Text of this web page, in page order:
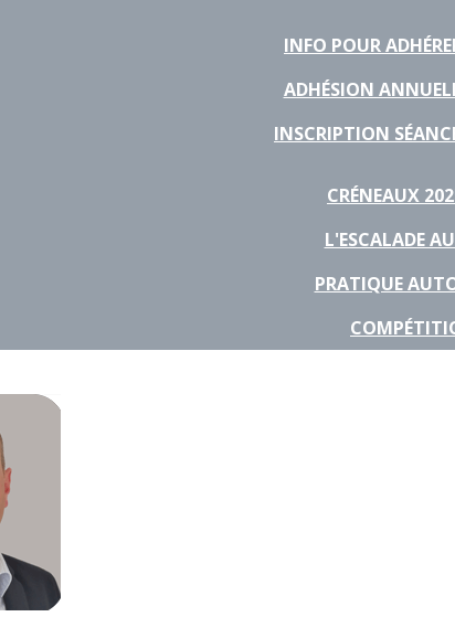
INFO POUR
ADHÉSION
INSCRIPTION
CRÉNEAUX
L'ESCALADE
PRATIQUE